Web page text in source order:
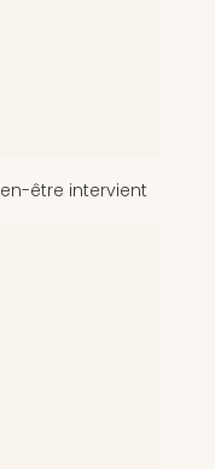
être intervient